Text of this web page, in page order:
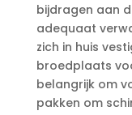
bijdragen aan
adequaat
zich in huis
broedplaats
belangrijk om
pakken om